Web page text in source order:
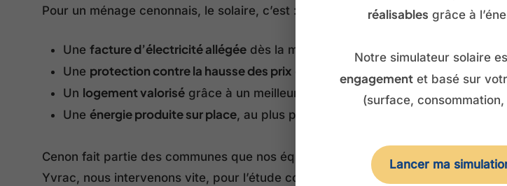
Pour un ménage cenonnais, le solaire, c’est :
Une facture d’électricité allégée dès la mise en service.
Une protection contre la hausse des prix de l’énergie, durable.
Un logement valorisé grâce à un meilleur diagnostic énergétique.
Une énergie produite sur place, au plus près de votre consommation.
Cenon fait partie des communes que nos équipes parcourent chaque semaine,
Yvrac, nous intervenons vite, pour l’étude comme pour le service après-vente.
réalisables grâce à
Notre simulateur solaire
engagement et basé sur
(surface,
Lancer ma